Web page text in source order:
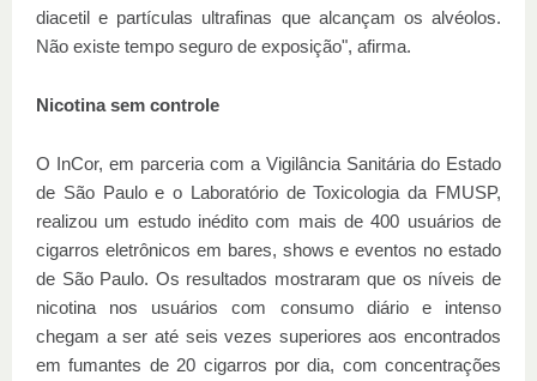
diacetil e partículas ultrafinas que alcançam os alvéolos.
Não existe tempo seguro de exposição", afirma.
Nicotina sem controle
O InCor, em parceria com a Vigilância Sanitária do Estado
de São Paulo e o Laboratório de Toxicologia da FMUSP,
realizou um estudo inédito com mais de 400 usuários de
cigarros eletrônicos em bares, shows e eventos no estado
de São Paulo. Os resultados mostraram que os níveis de
nicotina nos usuários com consumo diário e intenso
chegam a ser até seis vezes superiores aos encontrados
em fumantes de 20 cigarros por dia, com concentrações